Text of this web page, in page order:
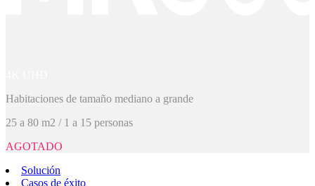
Habitaciones de tamaño mediano a grande
25 a 80 m2 / 1 a 15 personas
AGOTADO
Solución
Casos de éxito